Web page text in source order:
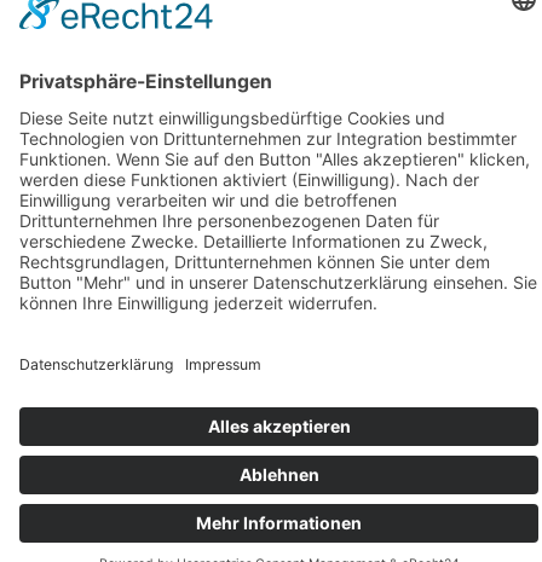
Politik- & Europa-Meile
Service
Touristinformation
Anfahrt
Sicherheitshinweise
Veranstaltungsordnung
Kontakt
Übersichtskarte Thüringentag
Barrierefreie Karte
Sponsoren
Pressebereich
Datenschutz